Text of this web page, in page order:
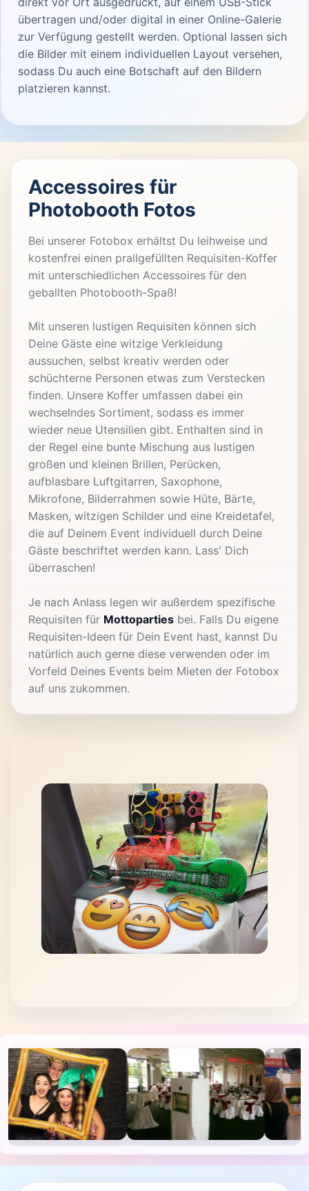
übertragen und/oder digital in einer Online-Galerie
zur Verfügung gestellt werden. Optional lassen sich
die Bilder mit einem individuellen Layout versehen,
sodass Du auch eine Botschaft auf den Bildern
platzieren kannst.
Accessoires für
Photobooth Fotos
Bei unserer Fotobox erhältst Du leihweise und
kostenfrei einen prallgefüllten Requisiten-Koffer
mit unterschiedlichen Accessoires für den
geballten Photobooth-Spaß!
Mit unseren lustigen Requisiten können sich
Deine Gäste eine witzige Verkleidung
aussuchen, selbst kreativ werden oder
schüchterne Personen etwas zum Verstecken
finden. Unsere Koffer umfassen dabei ein
wechselndes Sortiment, sodass es immer
wieder neue Utensilien gibt. Enthalten sind in
der Regel eine bunte Mischung aus lustigen
großen und kleinen Brillen, Perücken,
aufblasbare Luftgitarren, Saxophone,
Mikrofone, Bilderrahmen sowie Hüte, Bärte,
Masken, witzigen Schilder und eine Kreidetafel,
die auf Deinem Event individuell durch Deine
Gäste beschriftet werden kann. Lass' Dich
überraschen!
Je nach Anlass legen wir außerdem spezifische
Requisiten für Mottoparties bei. Falls Du eigene
Requisiten-Ideen für Dein Event hast, kannst Du
natürlich auch gerne diese verwenden oder im
Vorfeld Deines Events beim Mieten der Fotobox
auf uns zukommen.